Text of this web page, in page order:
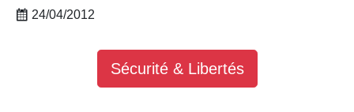
24/04/2012
Sécurité & Libertés